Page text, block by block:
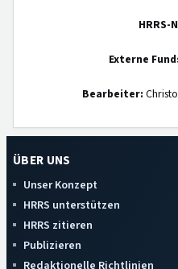
HRRS-
Externe
Bearbeiter:
ÜBER UNS
Unser Konzept
HRRS unterstützen
HRRS zitieren
Publizieren
Redaktionelle Richtlinien